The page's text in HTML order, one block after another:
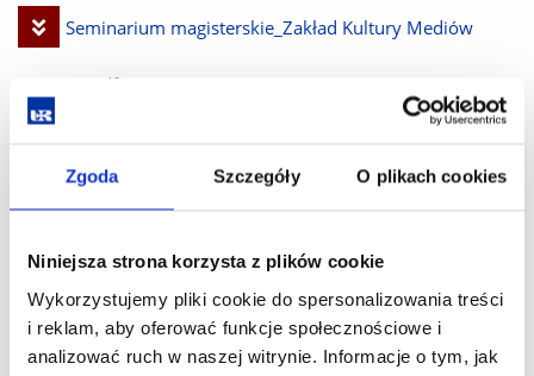
Zgoda Szczegóły O plikach cookies
Niniejsza strona korzysta z plików cookie
Wykorzystujemy pliki cookie do spersonalizowania treści
i reklam, aby oferować funkcje społecznościowe i
analizować ruch w naszej witrynie. Informacje o tym, jak
Pobierz
Seminarium magisterskie_Zakład Kultury Mediów
(1).pdf
plik
Kulturowej .pdf
Pobierz
plik
Seminarium magisterskie_Zakład Literatury Polskiej XX
.pdf (299.9 KiB)